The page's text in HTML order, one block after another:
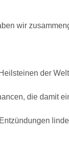
wir
der
die damit